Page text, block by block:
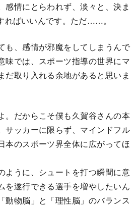
感情にとらわれず、淡々と、決ま
ればいいんです。ただ……。
も、感情が邪魔をしてしまうんで
味では、スポーツ指導の世界にマ
だ取り入れる余地があると思いま
。だからこそ僕も久賀谷さんの本
サッカーに限らず、マインドフル
本のスポーツ界全体に広がってほ
ように、シュートを打つ瞬間に意
を遂行できる選手を増やしたいん
動物脳」と「理性脳」のバランス